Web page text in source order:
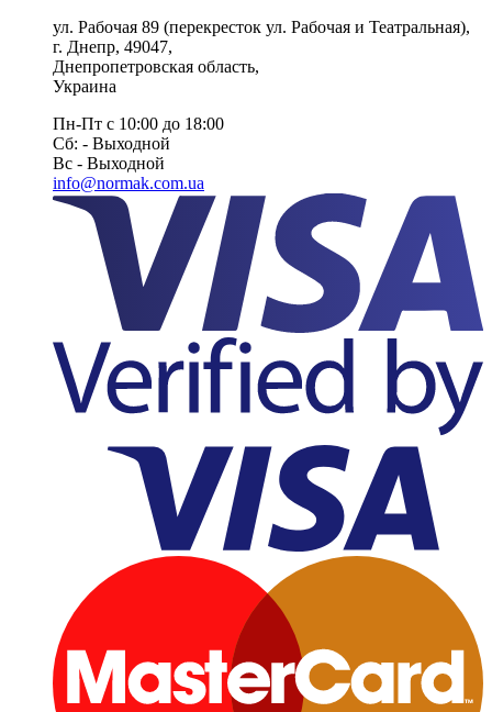
ул. Рабочая 89 (перекресток ул. Рабочая и Театральная),
г. Днепр, 49047,
Днепропетровская область,
Украина
Пн-Пт с 10:00 до 18:00
Сб: - Выходной
Вс - Выходной
info@normak.com.ua